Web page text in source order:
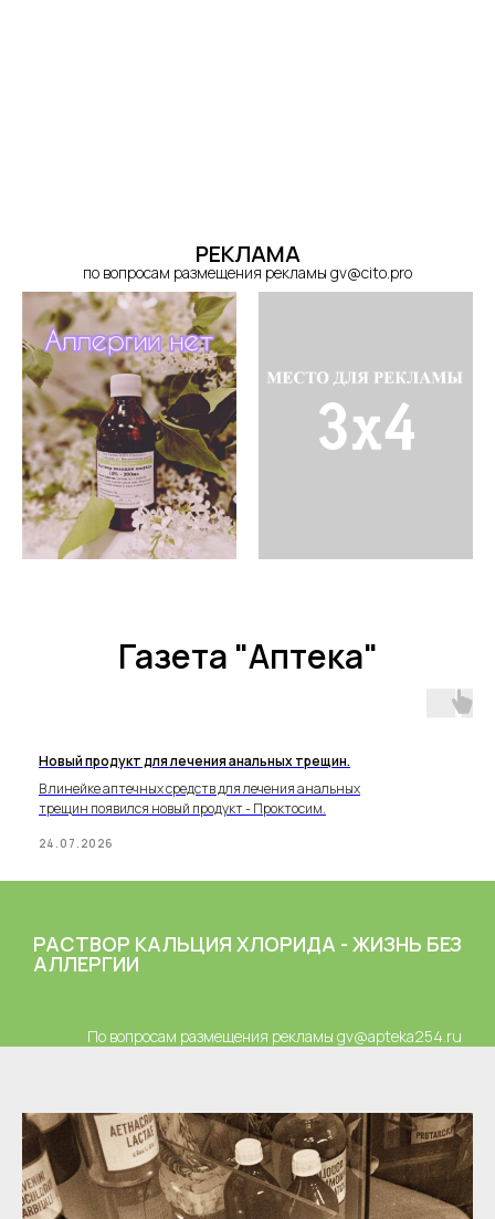
РЕКЛАМА
по вопросам размещения рекламы gv@cito.pro
Газета "Аптека"
Новый продукт для лечения анальных трещин.
В линейке аптечных средств для лечения анальных
трещин появился новый продукт - Проктосим.
24.07.2026
РАСТВОР КАЛЬЦИЯ ХЛОРИДА - ЖИЗНЬ БЕЗ
АЛЛЕРГИИ
По вопросам размещения рекламы gv@apteka254.ru